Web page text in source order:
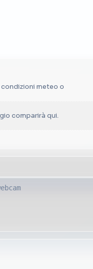
meteo o
comparirà qui.